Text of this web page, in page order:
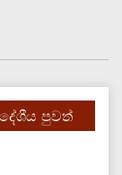
දේශීය පුවත්